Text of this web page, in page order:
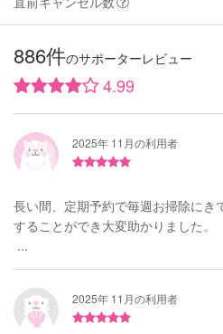
886件のサポーターレビュー
4.99
2025年 11月の利用者
長い間、定期予約で毎週お掃除にき
することができ大変助かりました。
...
2025年 11月の利用者